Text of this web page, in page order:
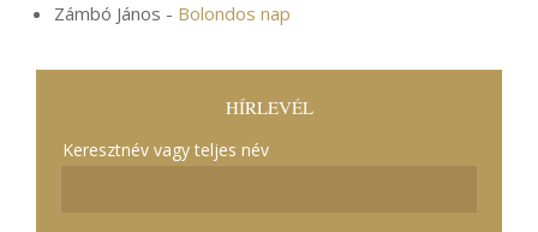
Zámbó János - Bolondos nap
HÍRLEVÉL
Keresztnév vagy teljes név